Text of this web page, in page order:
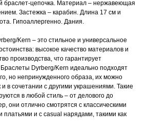
браслет-цепочка. Материал – нержавеющая
Застежка – карабин. Длина 17 см и
Гипоаллергенно. Дания.
Kern – это стильное и универсальное
высокое качество материалов и
производства, что гарантирует
Браслеты Dyrberg/Kern идеально подходят
но непринужденного образа, их можно
и в сочетании с другими украшениями. Такие
в любой стиль – от делового до
они отлично смотрятся с классическими
платьями и с casual нарядами, такими как